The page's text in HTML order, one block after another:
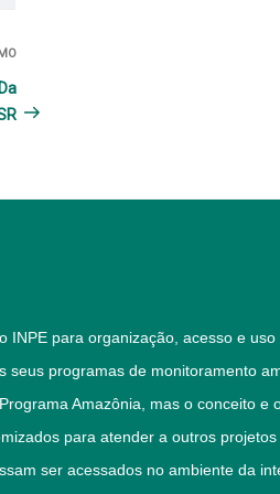
Próximo
post
INPE para organização, acesso e
seus programas de monitoramento
Amazônia, mas o conceito e
para atender a outros
ser acessados no ambiente da